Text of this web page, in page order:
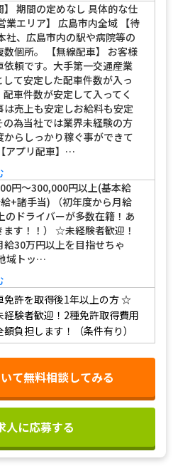
】 期間の定めなし 具体的な仕
業エリア】 広島市内全域 【待
社、広島市内の駅や病院等の
数個所。 【無線配車】 お客様
依頼です。大手第一交通産業
して安定した配車件数が入っ
配車件数が安定して入ってく
は売上も安定しお給料も安定
の為当社では業界未経験の方
からしっかり稼ぐ事ができて
アプリ配車】…
円～300,000円以上(基本給
+諸手当) （初年度から月給
のドライバーが多数在籍！あ
ます！！） ☆未経験者歓迎！
給30万円以上を目指せちゃ
域トッ…
免許を取得後1年以上の方☆
経験者歓迎！2種免許取得費用
負担します！（条件有り）
て無料相談してみる
人に応募する